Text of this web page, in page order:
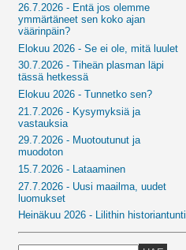
26.7.2026 - Entä jos olemme
ymmärtäneet sen koko ajan
väärinpäin?
Elokuu 2026 - Se ei ole, mitä luulet
30.7.2026 - Tiheän plasman läpi
tässä hetkessä
Elokuu 2026 - Tunnetko sen?
21.7.2026 - Kysymyksiä ja
vastauksia
29.7.2026 - Muotoutunut ja
muodoton
15.7.2026 - Lataaminen
27.7.2026 - Uusi maailma, uudet
luomukset
Heinäkuu 2026 - Lilithin historiantunti